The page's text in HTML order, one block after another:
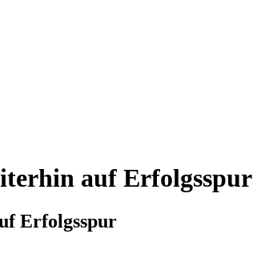
auf Erfolgsspur
Erfolgsspur